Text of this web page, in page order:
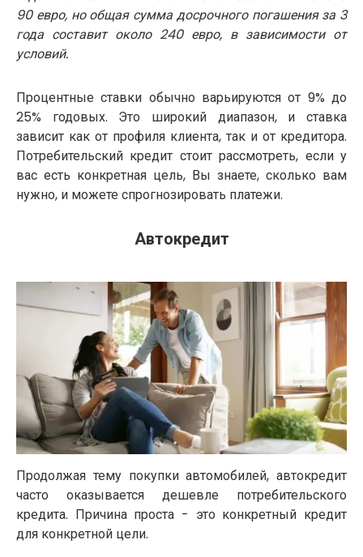
90 евро, но общая сумма досрочного погашения за 3
года составит около 240 евро, в зависимости от
условий.
Процентные ставки обычно варьируются от 9% до
25% годовых. Это широкий диапазон, и ставка
зависит как от профиля клиента, так и от кредитора.
Потребительский кредит стоит рассмотреть, если у
вас есть конкретная цель, Вы знаете, сколько вам
нужно, и можете спрогнозировать платежи.
Автокредит
Продолжая тему покупки автомобилей, автокредит
часто оказывается дешевле потребительского
кредита. Причина проста - это конкретный кредит
для конкретной цели.